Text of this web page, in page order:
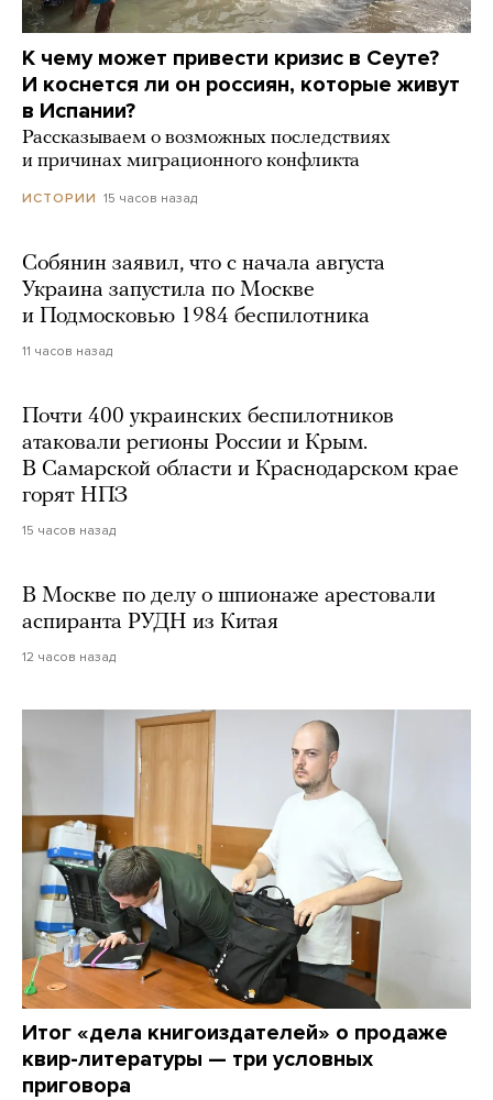
К чему может привести кризис в Сеуте?
И коснется ли он россиян, которые живут
в Испании?
Рассказываем о возможных последствиях
и причинах миграционного конфликта
ИСТОРИИ 15 часов назад
Собянин заявил, что с начала августа
Украина запустила по Москве
и Подмосковью 1984 беспилотника
11 часов назад
Почти 400 украинских беспилотников
атаковали регионы России и Крым.
В Самарской области и Краснодарском крае
горят НПЗ
15 часов назад
В Москве по делу о шпионаже арестовали
аспиранта РУДН из Китая
12 часов назад
Итог «дела книгоиздателей» о продаже
квир-литературы — три условных
приговора